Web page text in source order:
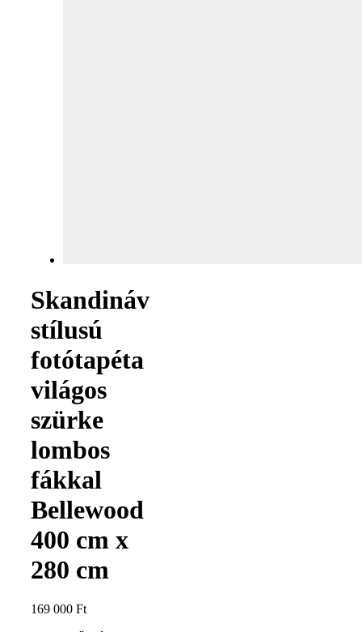
Skandináv
stílusú
fotótapéta
világos
szürke
lombos
fákkal
Bellewood
400 cm x
280 cm
169 000 Ft